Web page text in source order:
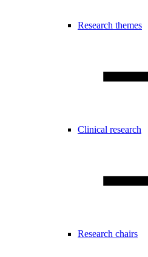
Research themes
Clinical research
Research chairs